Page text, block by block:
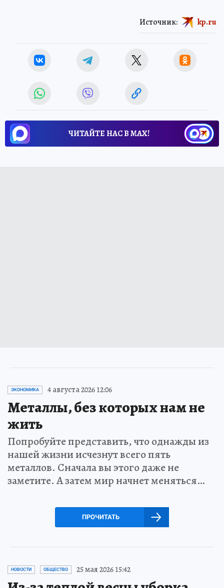
Источник: kp.ru
ЧИТАЙТЕ НАС В МАХ!
ЭКОНОМИКА 4 августа 2026 12:06
Металлы, без которых нам не
жить
Попробуйте представить, что однажды из
нашей жизни исчезнут всего пять
металлов. Сначала вы этого даже не
заметите. А затем мир начнет меняться…
ПРОЧИТАТЬ
НОВОСТИ ОБЩЕСТВО 25 мая 2026 15:42